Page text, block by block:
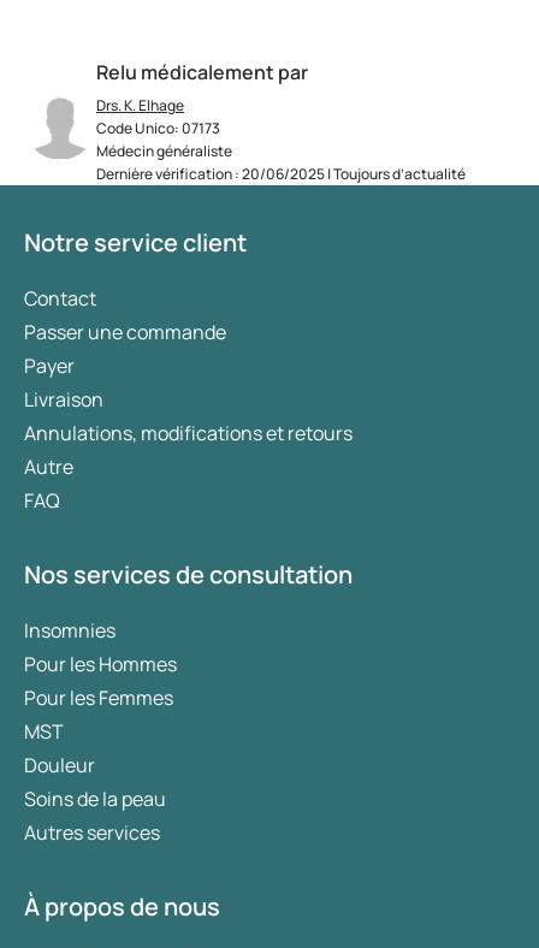
Relu médicalement par
Drs. K. Elhage
Code Unico: 07173
Médecin généraliste
Dernière vérification : 20/06/2025 | Toujours d’actualité
Notre service client
Contact
Passer une commande
Payer
Livraison
Annulations, modifications et retours
Autre
FAQ
Nos services de consultation
Insomnies
Pour les Hommes
Pour les Femmes
MST
Douleur
Soins de la peau
Autres services
À propos de nous